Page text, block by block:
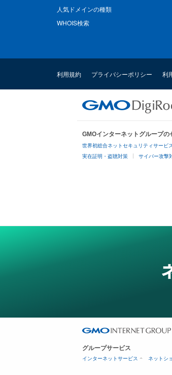
人気ドメインの種類
WHOIS検索
利用規約 プライバシーポリシー 利
GMOインターネットグループ
世界初総合ネットセキュリティサービ
実在証明・盗聴対策 サイバー攻撃
グループサービス
インターネットサービス ネットシ